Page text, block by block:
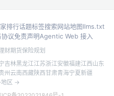
排行话题标签搜索网站地图llms.txt
议免责声明Agentic Web 接入
财期货保险规划
吉林黑龙江江苏浙江安徽福建江西山东
州云南西藏陕西甘肃青海宁夏新疆
地区 →